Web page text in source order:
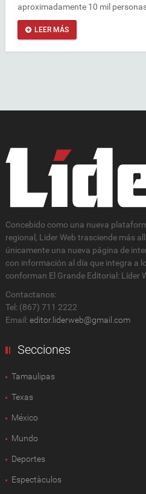
aproximadamente 10 mil
LEER MÁS
Concebido como una nueva
regional, Lider Web trasciende más
únicamente una nueva página de
con información al día que integra a
conforman El Grande Editorial: Líder
Contactanos:
Tel: (867) 711 2222
Email: editor.liderweb@gmail.com
Secciones
Tamaulipas
Texas
México
Mundo
Deportes
Espectàculos